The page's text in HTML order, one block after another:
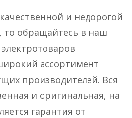
и недорогой
то обращайтесь в наш
ассортимент
производителей. Вся
и оригинальная, на
гарантия от